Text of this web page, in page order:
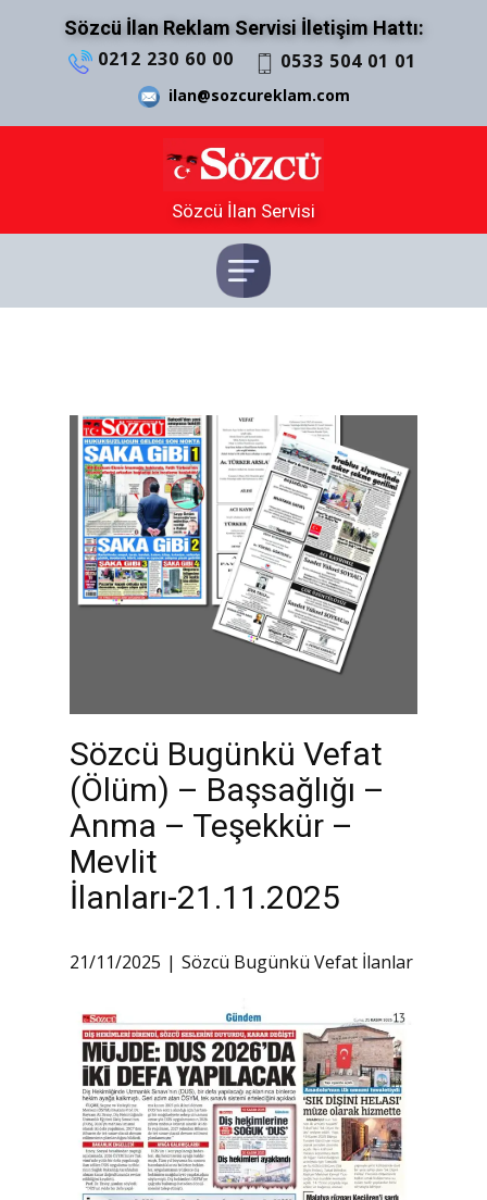
Sözcü İlan Reklam Servisi İletişim Hattı:
0212 230 60 00 0533 504 01 01
ilan@sozcureklam.com
Sözcü İlan Servisi
Sözcü Bugünkü Vefat
(Ölüm) – Başsağlığı –
Anma – Teşekkür –
Mevlit
İlanları-21.11.2025
21/11/2025 Sözcü Bugünkü Vefat İlanlar